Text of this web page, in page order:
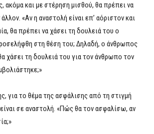
ακόμα και με στέρηση μισθού, θα πρέπει να
«Αν η αναστολή είναι επ’ αόριστον και
θα πρέπει να χάσει τη δουλειά του ο
στη θέση του; Δηλαδή, ο άνθρωπος
χάσει τη δουλειά του για τον άνθρωπο τον
για το θέμα της ασφάλισης από τη στιγμή
σε αναστολή. «Πώς θα τον ασφαλίσω, αν